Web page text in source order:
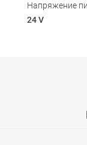
Напряжение
24 V
Вы можете